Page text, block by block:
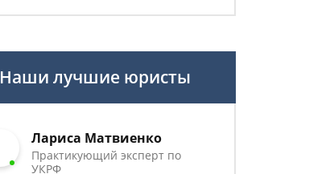
Наши лучшие юристы
Лариса Матвиенко
Практикующий эксперт по
УКРФ